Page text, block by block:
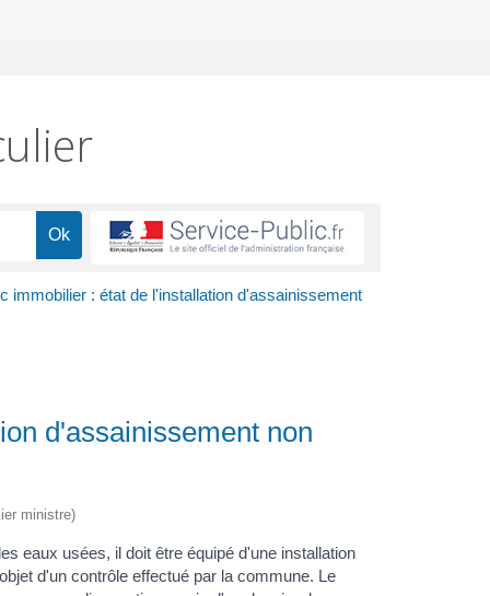
immobilier : état de l'installation d'assainissement
d'assainissement non
ministre)
eaux usées, il doit être équipé d'une installation
d'un contrôle effectué par la commune. Le